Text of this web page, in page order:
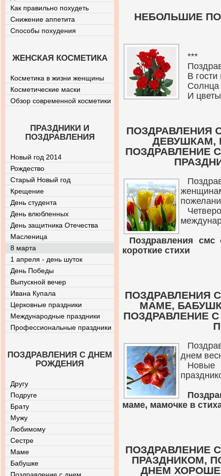
НЕБОЛЬШИЕ
***
В
Солнца
И
ПОЗДРАВЛЕНИЯ
ДЕВУШКАМ,
ПОЗДРАВЛЕНИЕ
Поздравления
короткие стихи
ПОЗДРАВЛЕНИЯ
МАМЕ,
ПОЗДРАВЛЕНИЕ
днем
маме, мамочке в
ПОЗДРАВЛЕНИЕ
ПРАЗДНИКОМ,
ДНЕМ
Как правильно похудеть
Снижение аппетита
Способы похудения
ЖЕНСКАЯ КОСМЕТИКА
Косметика в жизни женщины
Косметические маски
Обзор современной косметики
ПРАЗДНИКИ И
ПОЗДРАВЛЕНИЯ
Новый год 2014
Рождество
Старый Новый год
Крещение
День студента
День влюбленных
День защитника Отечества
Масленица
8 марта
1 апреля - день шуток
День Победы
Выпускной вечер
Ивана Купала
Церковные праздники
Международные праздники
Профессиональные праздники
ПОЗДРАВЛЕНИЯ С ДНЕМ
РОЖДЕНИЯ
Другу
Подруге
Брату
Мужу
Любимому
Сестре
Маме
Бабушке